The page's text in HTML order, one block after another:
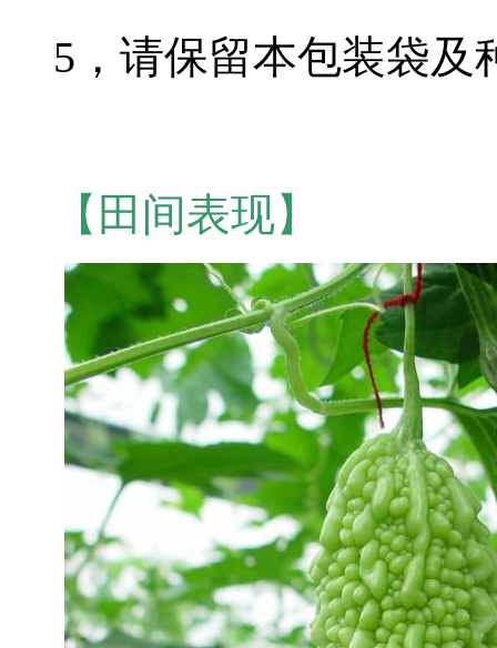
5，请保留本包装袋及
【田间表现】